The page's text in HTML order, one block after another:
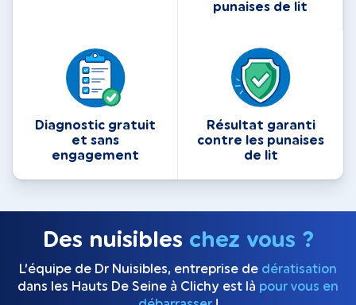
punaises de lit
Diagnostic gratuit
et sans
engagement
Résultat garanti
contre les punaises
de lit
Des nuisibles chez vous ?
L’équipe de Dr Nuisibles, entreprise de dératisation
dans les Hauts De Seine à Clichy est là pour vous en